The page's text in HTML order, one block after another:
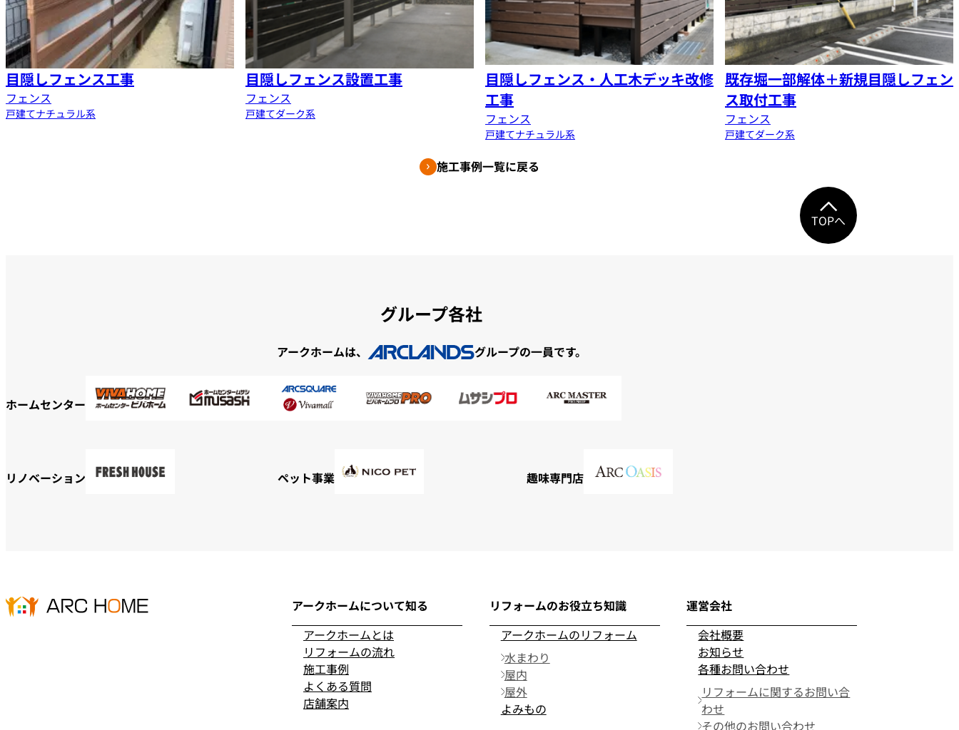
目隠しフェンス工事
フェンス
戸建てナチュラル系
目隠しフェンス設置工事
フェンス
戸建てダーク系
目隠しフェンス・人工木デッキ改修
工事
フェンス
戸建てナチュラル系
既存堀一部解体＋新規目隠しフェン
ス取付工事
フェンス
戸建てダーク系
施工事例一覧に戻る
TOPへ
グループ各社
アークホームは、 グループの一員です。
ホームセンター
リノベーション ペット事業 趣味専門店
アークホームについて知る
アークホームとは
リフォームの流れ
施工事例
よくある質問
店舗案内
リフォームのお役立ち知識
アークホームのリフォーム
水まわり
屋内
屋外
よみもの
運営会社
会社概要
お知らせ
各種お問い合わせ
リフォームに関するお問い合
わせ
その他のお問い合わせ